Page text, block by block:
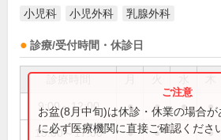
小児科 小児外科 乳腺外科
診療/受付時間・休診日
9:00～12:00 ● ● ● ●
15:00～17:00 ● ● ●
お盆(8月中旬)は休診・休業の場合
に必ず医療機関に直接ご確認くださ